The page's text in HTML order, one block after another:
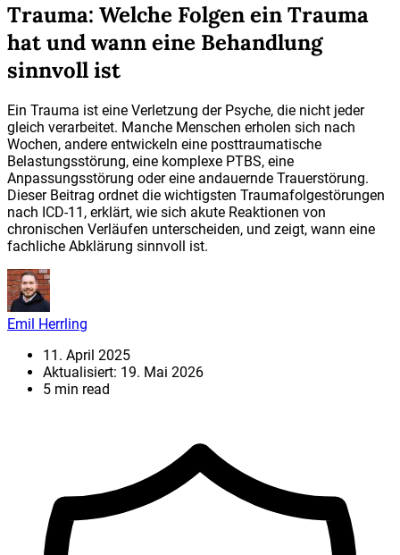
Trauma: Welche Folgen ein Trauma
hat und wann eine Behandlung
sinnvoll ist
Ein Trauma ist eine Verletzung der Psyche, die nicht jeder
gleich verarbeitet. Manche Menschen erholen sich nach
Wochen, andere entwickeln eine posttraumatische
Belastungsstörung, eine komplexe PTBS, eine
Anpassungsstörung oder eine andauernde Trauerstörung.
Dieser Beitrag ordnet die wichtigsten Traumafolgestörungen
nach ICD-11, erklärt, wie sich akute Reaktionen von
chronischen Verläufen unterscheiden, und zeigt, wann eine
fachliche Abklärung sinnvoll ist.
Emil Herrling
11. April 2025
Aktualisiert: 19. Mai 2026
5 min read